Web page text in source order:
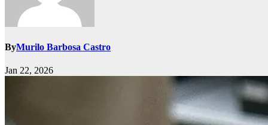
ByMurilo Barbosa Castro
Jan 22, 2026